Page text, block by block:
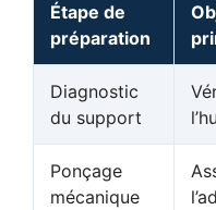
Étape de
préparation
Diagnostic
du support
Ponçage
mécanique